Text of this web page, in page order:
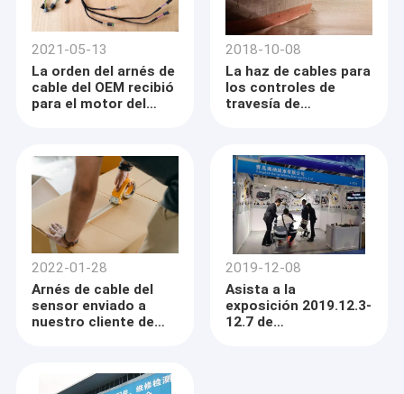
2021-05-13
La orden del arnés de
cable del OEM recibió
para el motor del
2018-10-08
La haz de cables para
los controles de
travesía de
2022-01-28
Arnés de cable del
sensor enviado a
nuestro cliente de
2019-12-08
Asista a la
exposición 2019.12.3-
12.7 de